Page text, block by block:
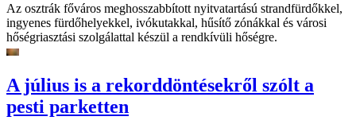
Az osztrák főváros meghosszabbított nyitvatartású strandfürdőkkel,
ingyenes fürdőhelyekkel, ivókutakkal, hűsítő zónákkal és városi
hőségriasztási szolgálattal készül a rendkívüli hőségre.
A július is a rekorddöntésekről szólt a
pesti parketten